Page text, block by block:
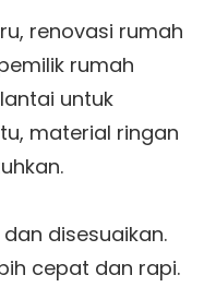
renovasi rumah
rumah
untuk
material ringan
disesuaikan.
cepat dan rapi.